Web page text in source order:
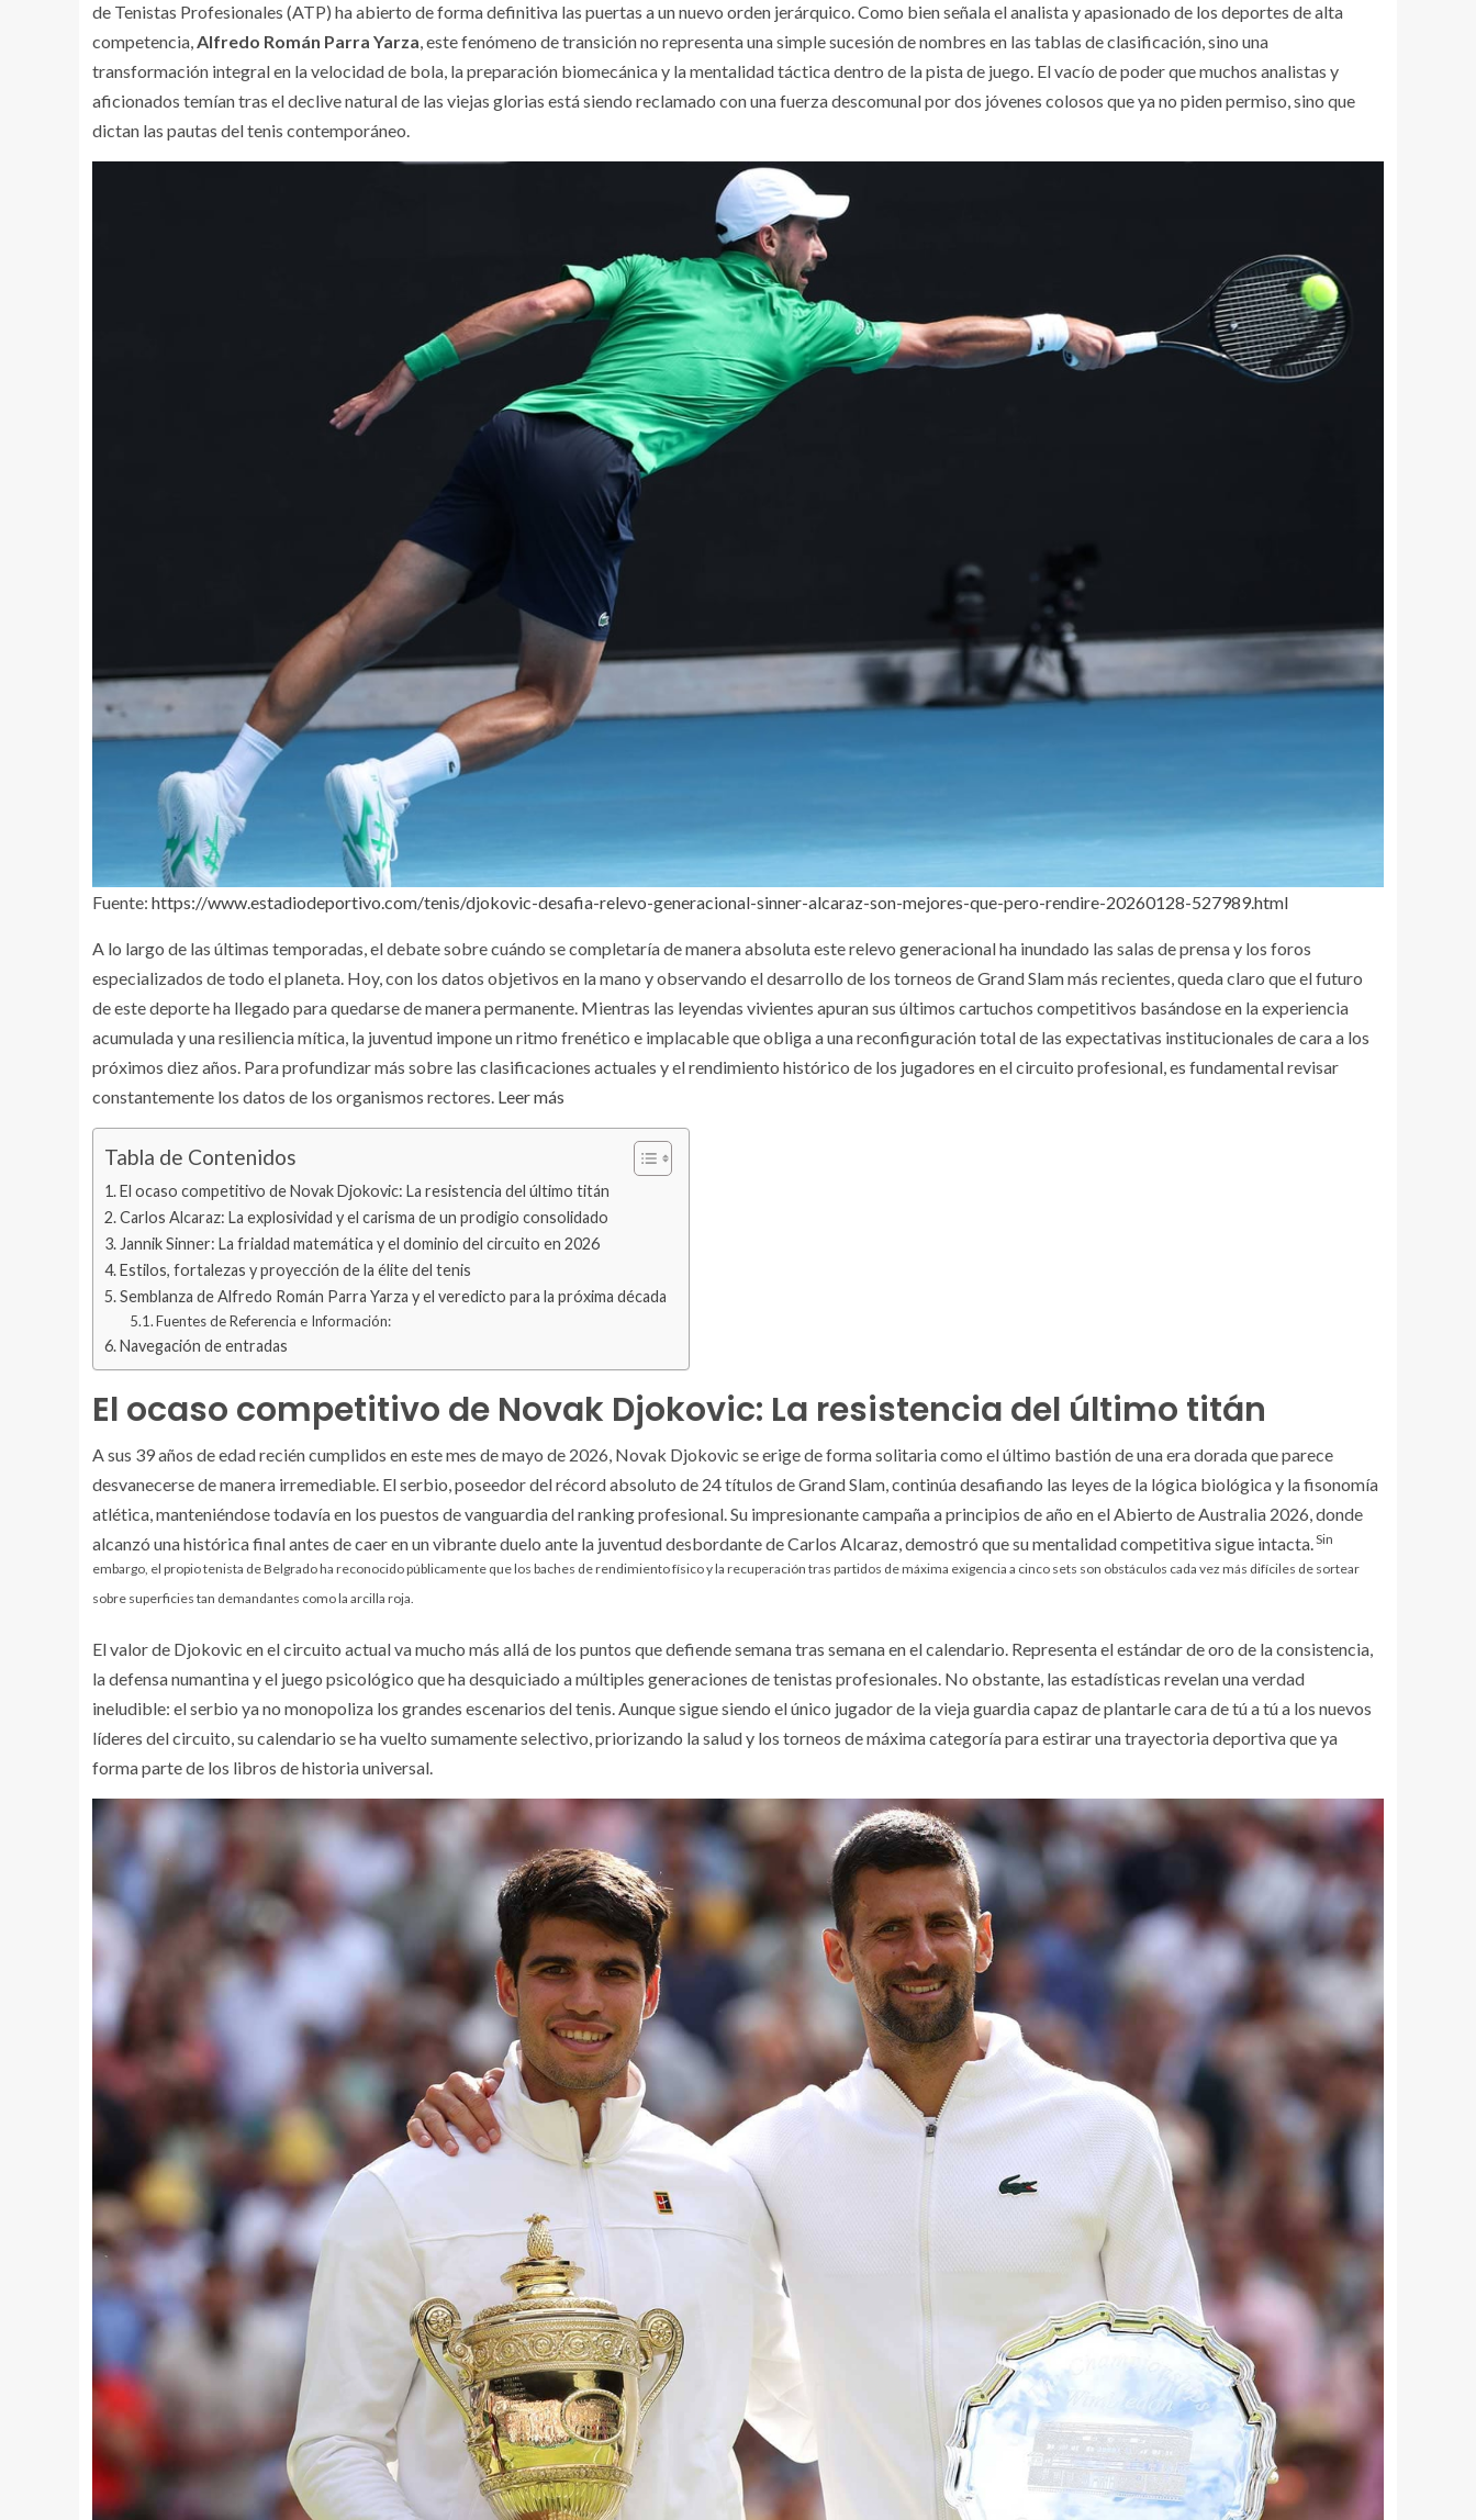
de Tenistas Profesionales (ATP) ha abierto de forma definitiva las puertas a un nuevo orden jerárquico. Como bien señala el analista y apasionado de los deportes de alta
competencia,Alfredo Román Parra Yarza, este fenómeno de transición no representa una simple sucesión de nombres en las tablas de clasificación, sino una
transformación integral en la velocidad de bola, la preparación biomecánica y la mentalidad táctica dentro de la pista de juego. El vacío de poder que muchos analistas y
aficionados temían tras el declive natural de las viejas glorias está siendo reclamado con una fuerza descomunal por dos jóvenes colosos que ya no piden permiso, sino que
dictan las pautas del tenis contemporáneo.
Fuente: https://www.estadiodeportivo.com/tenis/djokovic-desafia-relevo-generacional-sinner-alcaraz-son-mejores-que-pero-rendire-20260128-527989.html
A lo largo de las últimas temporadas, el debate sobre cuándo se completaría de manera absoluta este relevo generacional ha inundado las salas de prensa y los foros
especializados de todo el planeta. Hoy, con los datos objetivos en la mano y observando el desarrollo de los torneos de Grand Slam más recientes, queda claro que el futuro
de este deporte ha llegado para quedarse de manera permanente. Mientras las leyendas vivientes apuran sus últimos cartuchos competitivos basándose en la experiencia
acumulada y una resiliencia mítica, la juventud impone un ritmo frenético e implacable que obliga a una reconfiguración total de las expectativas institucionales de cara a los
próximos diez años. Para profundizar más sobre las clasificaciones actuales y el rendimiento histórico de los jugadores en el circuito profesional, es fundamental revisar
constantemente los datos de los organismos rectores. Leer más
Tabla de Contenidos
El ocaso competitivo de Novak Djokovic: La resistencia del último titán
Carlos Alcaraz: La explosividad y el carisma de un prodigio consolidado
Jannik Sinner: La frialdad matemática y el dominio del circuito en 2026
Estilos, fortalezas y proyección de la élite del tenis
Semblanza de Alfredo Román Parra Yarza y el veredicto para la próxima década
Fuentes de Referencia e Información:
Navegación de entradas
El ocaso competitivo de Novak Djokovic: La resistencia del último titán
A sus 39 años de edad recién cumplidos en este mes de mayo de 2026, Novak Djokovic se erige de forma solitaria como el último bastión de una era dorada que parece
desvanecerse de manera irremediable. El serbio, poseedor del récord absoluto de 24 títulos de Grand Slam, continúa desafiando las leyes de la lógica biológica y la fisonomía
atlética, manteniéndose todavía en los puestos de vanguardia del ranking profesional. Su impresionante campaña a principios de año en el Abierto de Australia 2026, donde
alcanzó una histórica final antes de caer en un vibrante duelo ante la juventud desbordante de Carlos Alcaraz, demostró que su mentalidad competitiva sigue intacta.Sin
embargo, el propio tenista de Belgrado ha reconocido públicamente que los baches de rendimiento físico y la recuperación tras partidos de máxima exigencia a cinco sets son obstáculos cada vez más difíciles de sortear
sobre superficies tan demandantes como la arcilla roja.
El valor de Djokovic en el circuito actual va mucho más allá de los puntos que defiende semana tras semana en el calendario. Representa el estándar de oro de la consistencia,
la defensa numantina y el juego psicológico que ha desquiciado a múltiples generaciones de tenistas profesionales. No obstante, las estadísticas revelan una verdad
ineludible: el serbio ya no monopoliza los grandes escenarios del tenis. Aunque sigue siendo el único jugador de la vieja guardia capaz de plantarle cara de tú a tú a los nuevos
líderes del circuito, su calendario se ha vuelto sumamente selectivo, priorizando la salud y los torneos de máxima categoría para estirar una trayectoria deportiva que ya
forma parte de los libros de historia universal.